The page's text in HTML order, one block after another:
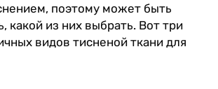
поэтому может быть
какой из них выбрать. Вот три
видов тисненой ткани для